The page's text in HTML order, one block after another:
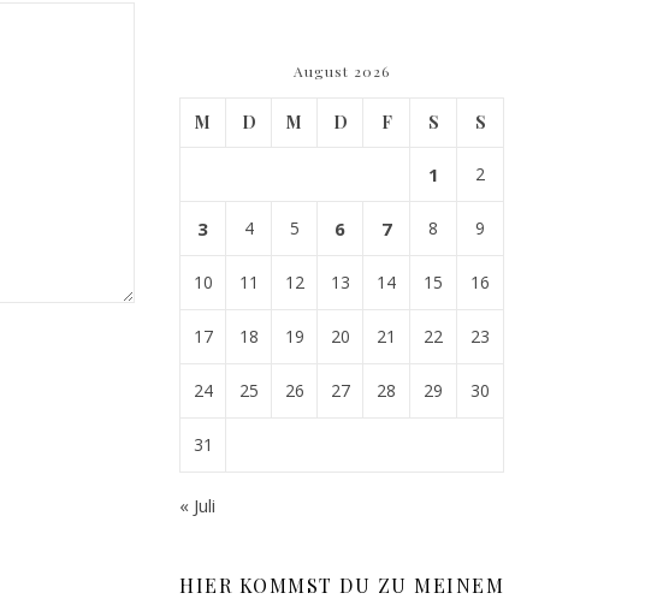
August 2026
M D M D F S S
1 2
3 4 5 6 7 8 9
10 11 12 13 14 15 16
17 18 19 20 21 22 23
24 25 26 27 28 29 30
31
« Juli
HIER KOMMST DU ZU MEINEM